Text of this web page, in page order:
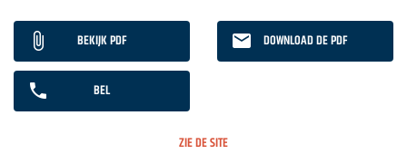
BEKIJK PDF DOWNLOAD DE PDF
BEL
ZIE DE SITE